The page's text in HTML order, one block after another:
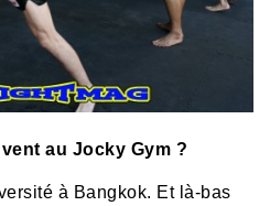
au Jocky Gym ?
à Bangkok. Et là-bas